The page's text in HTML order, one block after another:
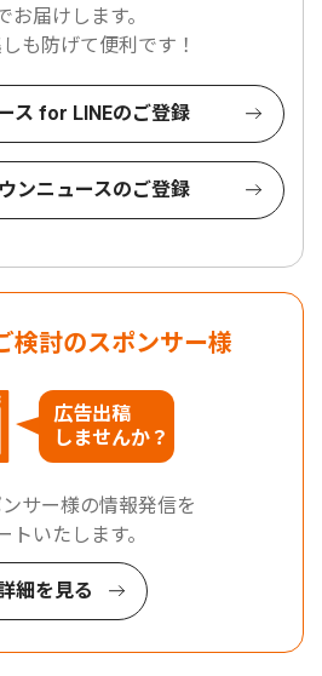
お届けします。
も防げて便利です！
ス for LINEのご登録
ンニュースのご登録
検討のスポンサー様
広告出稿
しませんか？
サー様の情報発信を
トいたします。
細を見る